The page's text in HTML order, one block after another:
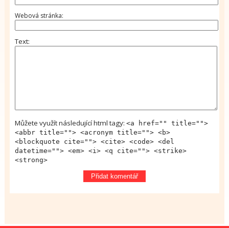
Webová stránka
Text
Můžete využít následující html tagy: <a href="" title="">
<abbr title=""> <acronym title=""> <b>
<blockquote cite=""> <cite> <code> <del
datetime=""> <em> <i> <q cite=""> <strike>
<strong>